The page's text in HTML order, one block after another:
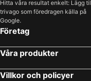
Hitta våra resultat enkelt: Lägg
trivago som föredragen källa på
Google.
Företag
Våra produkter
Villkor och policyer